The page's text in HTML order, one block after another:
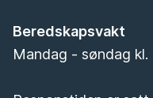
Beredskapsvakt
Mandag - søndag